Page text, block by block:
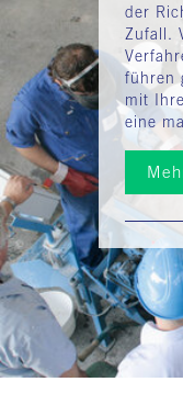
Ein doppeltes
Mischgut ein.
Überwachung des
der
Zufall.
führen
mit
eine